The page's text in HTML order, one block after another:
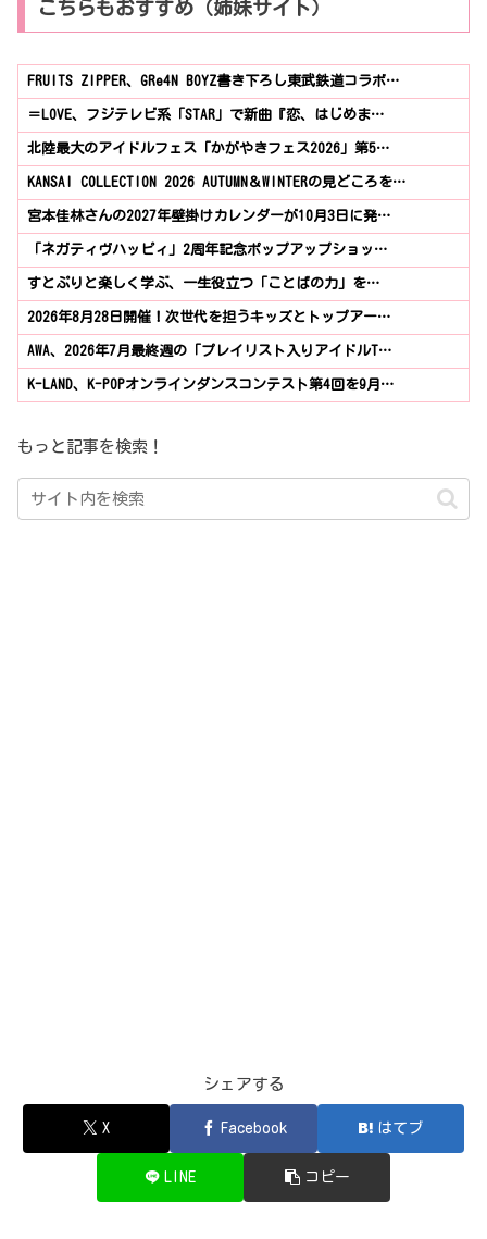
こちらもおすすめ（姉妹サイト）
FRUITS ZIPPER、GRe4N BOYZ書き下ろし東武鉄道コラボ…
＝LOVE、フジテレビ系「STAR」で新曲『恋、はじめま…
北陸最大のアイドルフェス「かがやきフェス2026」第5…
KANSAI COLLECTION 2026 AUTUMN＆WINTERの見どころを…
宮本佳林さんの2027年壁掛けカレンダーが10月3日に発…
「ネガティヴハッピィ」2周年記念ポップアップショッ…
すとぷりと楽しく学ぶ、一生役立つ「ことばの力」を…
2026年8月28日開催！次世代を担うキッズとトップアー…
AWA、2026年7月最終週の「プレイリスト入りアイドルT…
K-LAND、K-POPオンラインダンスコンテスト第4回を9月…
もっと記事を検索！
シェアする
X Facebook はてブ
LINE コピー